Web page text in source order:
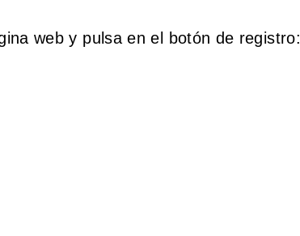
web y pulsa en el botón de registro: